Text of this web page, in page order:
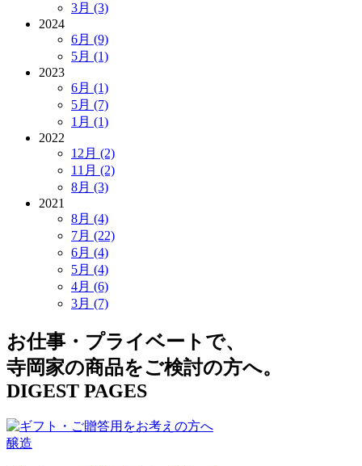
3月 (3)
2024
6月 (9)
5月 (1)
2023
6月 (1)
5月 (7)
1月 (1)
2022
12月 (2)
11月 (2)
8月 (3)
2021
8月 (4)
7月 (22)
6月 (4)
5月 (4)
4月 (6)
3月 (7)
お仕事・プライベートで、
寺岡家の商品をご検討の方へ。
DIGEST PAGES
醸造